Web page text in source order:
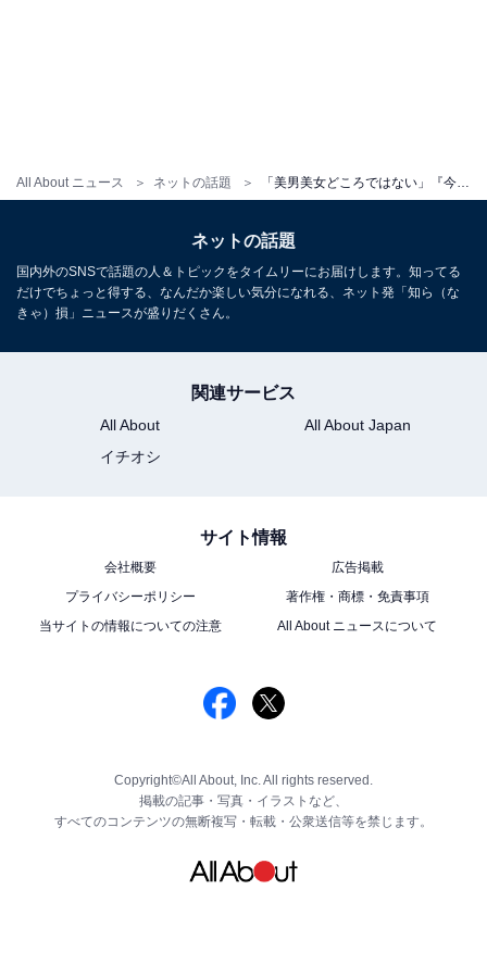
All About ニュース ネットの話題
ネットの話題
国内外のSNSで話題の人＆トピックをタイムリーにお届けします。知ってる
だけでちょっと得する、なんだか楽しい気分になれる、ネット発「知ら（な
きゃ）損」ニュースが盛りだくさん。
関連サービス
All About
All About Japan
イチオシ
サイト情報
会社概要
広告掲載
プライバシーポリシー
著作権・商標・免責事項
当サイトの情報についての注意
All About ニュースについて
Copyright©All About, Inc. All rights reserved.
掲載の記事・写真・イラストなど、
すべてのコンテンツの無断複写・転載・公衆送信等を禁じます。